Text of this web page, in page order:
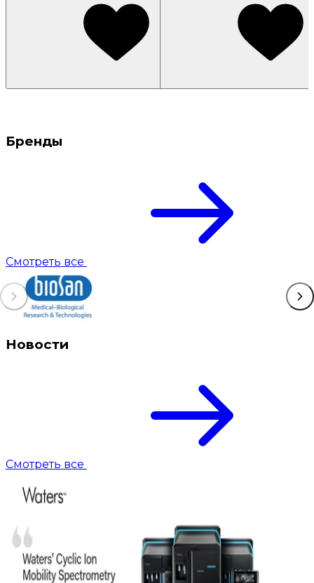
Бренды
Смотреть все
Новости
Смотреть все